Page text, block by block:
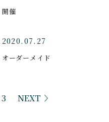
開催
2020.07.27
オーダーメイド
3 NEXT